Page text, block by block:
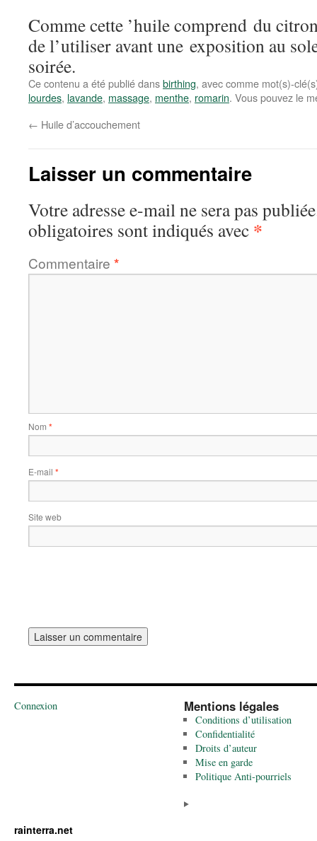
Comme cette ’huile comprend du
de l’utiliser avant une exposition au
soirée.
Ce contenu a été publié dansbirthing, avec comme mot(s)-
lourdes, lavande, massage, menthe, romarin. Vous pouvez le
← Huile d’accouchement
Laisser un commentaire
Votre adresse e-mail ne sera pas
obligatoires sont indiqués avec *
Commentaire *
Nom *
E-mail *
Site web
Connexion Mentions légales
Conditions d’utilisation
Confidentialité
Droits d’auteur
Mise en garde
Politique Anti-pourriels
rainterra.net